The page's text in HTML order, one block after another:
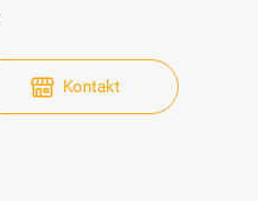
Kontakt